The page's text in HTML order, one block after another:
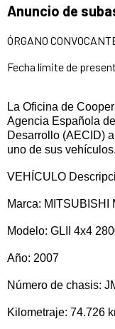
Título del
Anuncio de
ÓRGANO
Fecha límite de
La Oficina de
Agencia Española
Desarrollo (AECID)
uno de sus vehículos.
VEHÍCULO
Marca: MITSUBISHI
Modelo: GLII 4x4
Año: 2007
Número de chasis:
Kilometraje: 74.726